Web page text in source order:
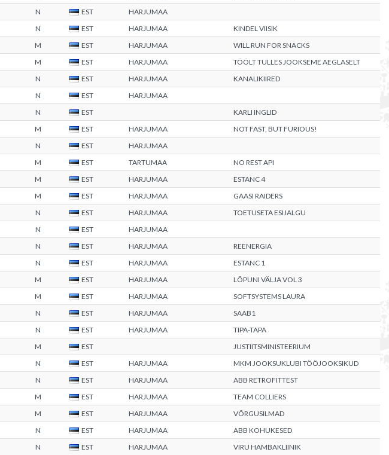
N EST
HARJUMAA
N EST HARJUMAA
KINDEL VIISIK
M EST HARJUMAA
WILL RUN FOR SNACKS
M EST HARJUMAA
TÖÖLT TULLES JOOKSEME AEGLASELT
N EST HARJUMAA
KANALIKIIRED
N EST
HARJUMAA
N EST
KARLI INGLID
M EST HARJUMAA
NOT FAST, BUT FURIOUS!
N EST
HARJUMAA
M EST TARTUMAA
NO REST API
M EST HARJUMAA
ESTANC 4
M EST HARJUMAA
GAASI RAIDERS
N EST HARJUMAA
TOETUSETA ESIJALGU
N EST
HARJUMAA
N EST HARJUMAA
REENERGIA
N EST HARJUMAA
ESTANC 1
M EST HARJUMAA
LÕPUNI VÄLJA VOL 3
M EST HARJUMAA
SOFTSYSTEMS LAURA
N EST HARJUMAA
SAAB1
N EST HARJUMAA
TIPA-TAPA
M EST
JUSTIITSMINISTEERIUM
N EST HARJUMAA
MKM JOOKSUKLUBI TÖÖJOOKSIKUD
N EST HARJUMAA
ABB RETROFITTEST
M EST HARJUMAA
TEAM COLLIERS
M EST HARJUMAA
VÕRGUSILMAD
N EST HARJUMAA
ABB KOHUKESED
N EST HARJUMAA VIRU HAMBAKLIINIK